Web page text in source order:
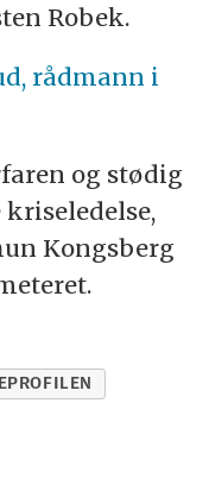
Robek.
rådmann i
og stødig
Kongsberg